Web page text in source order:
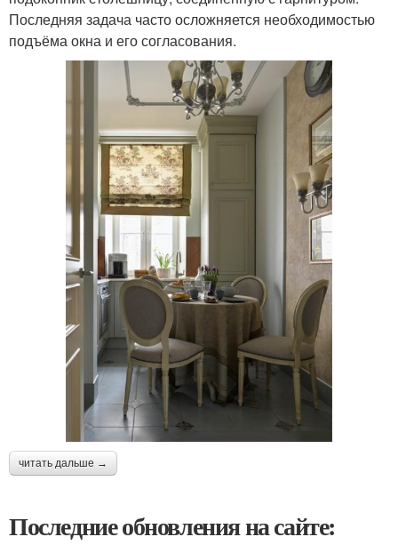
Последняя задача часто осложняется необходимостью
подъёма окна и его согласования.
читать дальше →
Последние обновления на сайте: